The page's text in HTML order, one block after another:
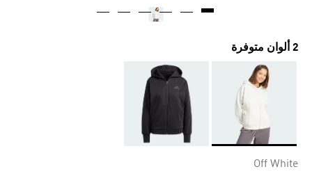
2 ألوان متوفرة
Off White